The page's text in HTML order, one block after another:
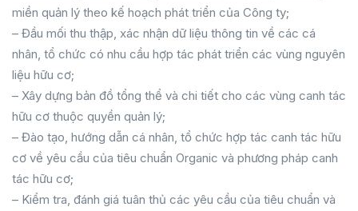
miền quản lý theo kế hoạch phát triển của Công ty;
– Đầu mối thu thập, xác nhận dữ liệu thông tin về các cá
nhân, tổ chức có nhu cầu hợp tác phát triển các vùng nguyên
liệu hữu cơ;
– Xây dựng bản đồ tổng thể và chi tiết cho các vùng canh tác
hữu cơ thuộc quyền quản lý;
– Đào tạo, hướng dẫn cá nhân, tổ chức hợp tác canh tác hữu
cơ về yêu cầu của tiêu chuẩn Organic và phương pháp canh
tác hữu cơ;
– Kiểm tra, đánh giá tuân thủ các yêu cầu của tiêu chuẩn và